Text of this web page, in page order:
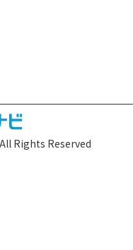
Rights Reserved